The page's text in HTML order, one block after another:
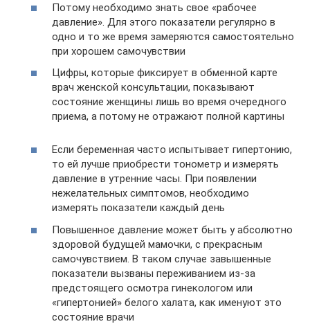
Потому необходимо знать свое «рабочее
давление». Для этого показатели регулярно в
одно и то же время замеряются самостоятельно
при хорошем самочувствии
Цифры, которые фиксирует в обменной карте
врач женской консультации, показывают
состояние женщины лишь во время очередного
приема, а потому не отражают полной картины
Если беременная часто испытывает гипертонию,
то ей лучше приобрести тонометр и измерять
давление в утренние часы. При появлении
нежелательных симптомов, необходимо
измерять показатели каждый день
Повышенное давление может быть у абсолютно
здоровой будущей мамочки, с прекрасным
самочувствием. В таком случае завышенные
показатели вызваны переживанием из-за
предстоящего осмотра гинекологом или
«гипертонией» белого халата, как именуют это
состояние врачи